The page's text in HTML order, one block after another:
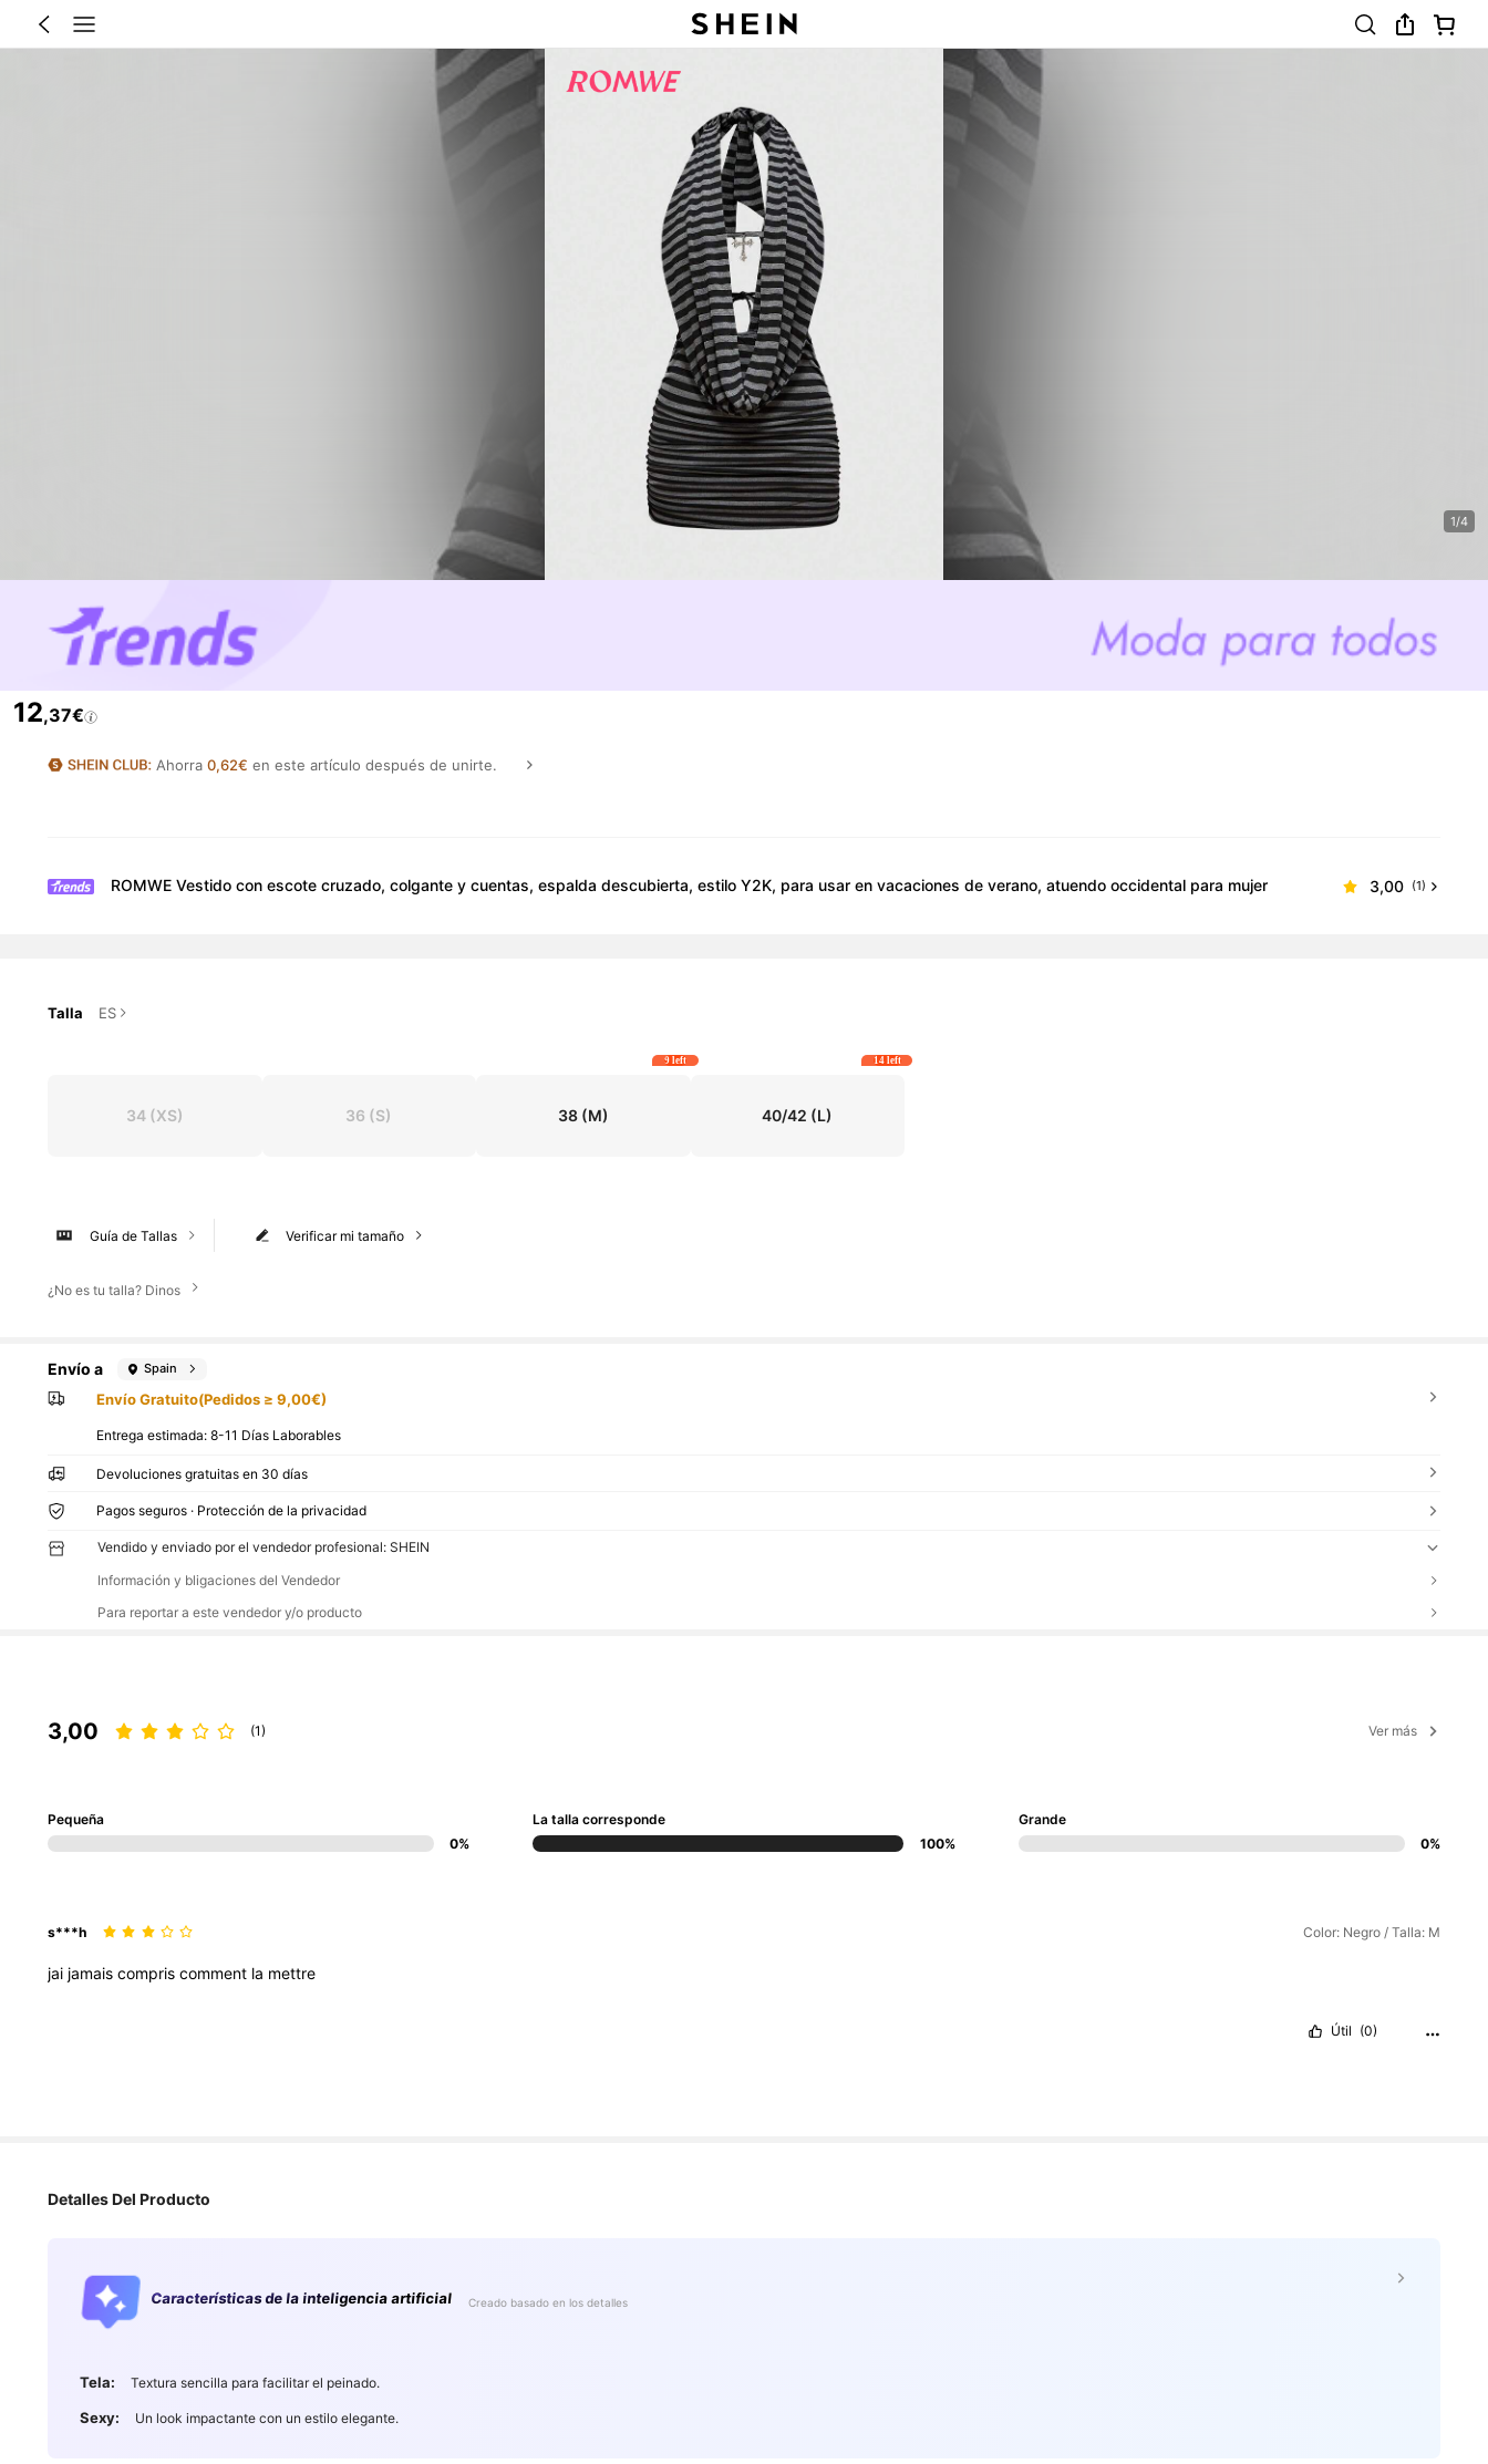
1/4
12,37€
Ahorra 0,62€ en este artículo después de unirte.
ROMWE Vestido con escote cruzado, colgante y cuentas, espalda descubierta, estilo Y2K, para usar en vacaciones de verano, atuendo occidental para mujer 3,00 (1)
Talla ES
34(XS) 36 (S) 38(M)
9 left
40/42 (L)
14 left
Verificar mi tamaño
Guía de Tallas
¿No es tu talla? Dinos
Envío a Spain
Envío Gratuito(Pedidos ≥ 9,00€)
Entrega estimada:8-11 Días Laborables
Devoluciones gratuitas en 30 días
Pagos seguros · Protección de la privacidad
Vendido y enviado por el vendedor profesional: SHEIN
Información y bligaciones del Vendedor
Para reportar a este vendedor y/o producto
3,00 (1) Ver más
Pequeña
0%
La talla corresponde
100%
Grande
0%
s***h Color: Negro / Talla: M
jai jamais compris comment la mettre
Útil (0)
Detalles Del Producto
Características de la inteligencia artificial Creado basado en los detalles
Tela: Textura sencilla para facilitar el peinado.
Sexy: Un look impactante con un estilo elegante.